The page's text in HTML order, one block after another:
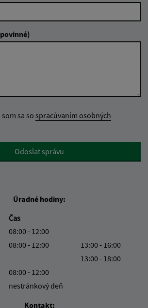
sa so spracúvaním osobných
Odoslať správu
Úradné hodiny:
Čas
08:00 - 12:00
08:00 - 12:00
13:00 - 16:00
13:00 - 18:00
08:00 - 12:00
nestránkový deň
Kontakt: